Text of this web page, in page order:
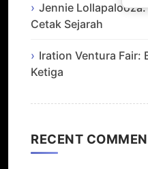
Jennie
Cetak Sejarah
Iration Ventura Fair:
Ketiga
RECENT